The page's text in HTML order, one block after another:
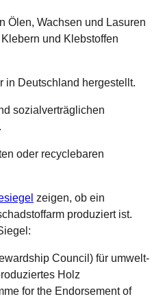
Ölen, Wachsen und Lasuren
und Klebstoffen
in Deutschland hergestellt.
sozialverträglichen
oder recyclebaren
zeigen, ob ein
produziert ist.
Council) für umwelt-
Holz
for the Endorsement of